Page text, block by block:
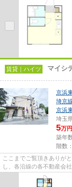
賃貸｜ハイツ マイシ
京浜
埼京
京浜
埼玉
5万円
築年
階数
ここまでご覧頂きありが
し、各沿線の各不動産会
しております！最新の情報